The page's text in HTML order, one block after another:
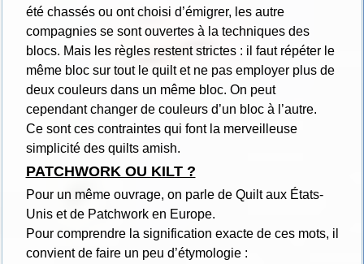
été chassés ou ont choisi d’émigrer, les autre
compagnies se sont ouvertes à la techniques des
blocs. Mais les règles restent strictes : il faut répéter le
même bloc sur tout le quilt et ne pas employer plus de
deux couleurs dans un même bloc. On peut
cependant changer de couleurs d’un bloc à l’autre.
Ce sont ces contraintes qui font la merveilleuse
simplicité des quilts amish.
PATCHWORK OU KILT ?
Pour un même ouvrage, on parle de Quilt aux États-
Unis et de Patchwork en Europe.
Pour comprendre la signification exacte de ces mots, il
convient de faire un peu d’étymologie :